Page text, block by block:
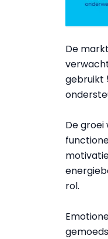
De
gebruikt
De
rol.